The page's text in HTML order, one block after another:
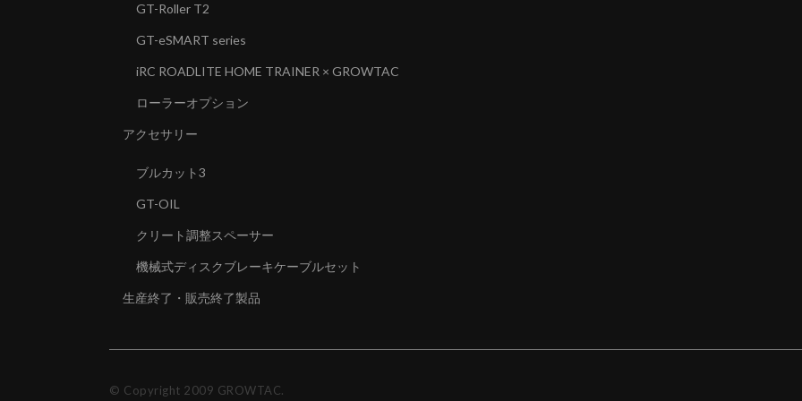
GT-Roller T2
GT-eSMART series
iRC ROADLITE HOME TRAINER × GROWTAC
ローラーオプション
アクセサリー
ブルカット3
GT-OIL
クリート調整スペーサー
機械式ディスクブレーキケーブルセット
生産終了・販売終了製品
© Copyright 2009 GROWTAC.